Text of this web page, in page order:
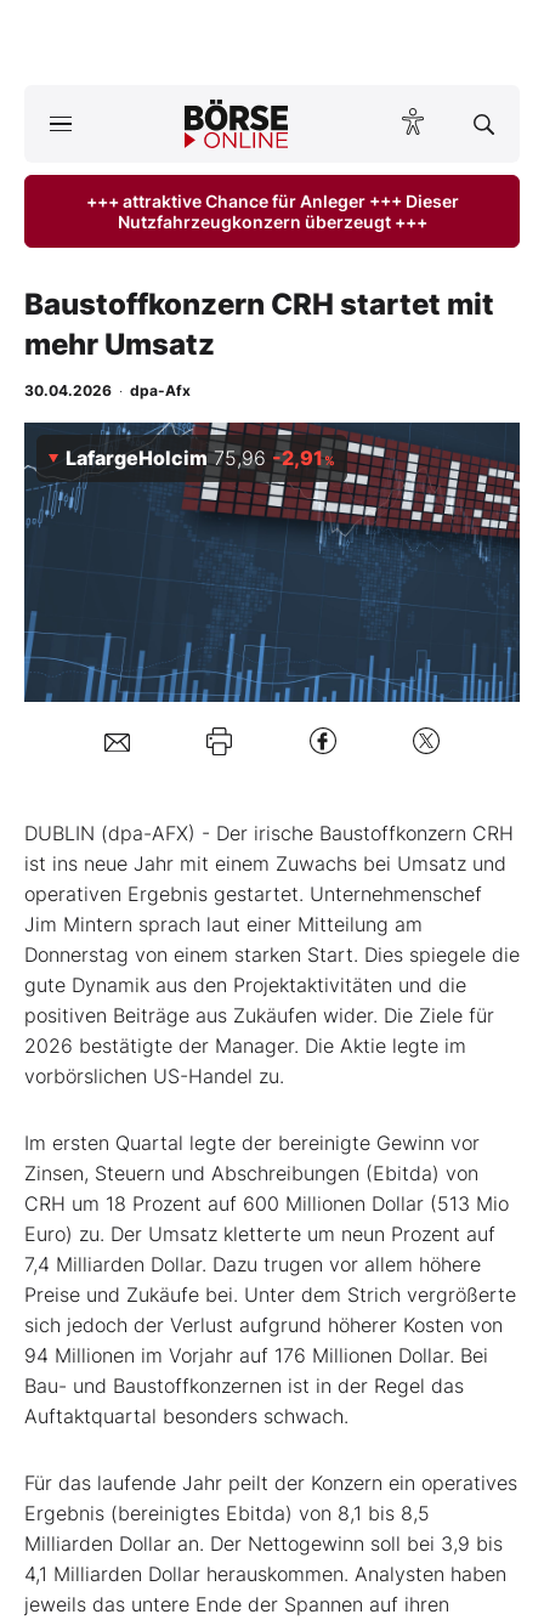
Anlageprodukte
Finanz-Check
Abo & Shop
Experten
Folgen Sie uns
+++ attraktive Chance für Anleger +++ Dieser
Nutzfahrzeugkonzern überzeugt +++
Baustoffkonzern CRH startet mit
mehr Umsatz
30.04.2026 · dpa-Afx
LafargeHolcim 75,96 -2,91%
DUBLIN (dpa-AFX) - Der irische Baustoffkonzern CRH
ist ins neue Jahr mit einem Zuwachs bei Umsatz und
operativen Ergebnis gestartet. Unternehmenschef
Jim Mintern sprach laut einer Mitteilung am
Donnerstag von einem starken Start. Dies spiegele die
gute Dynamik aus den Projektaktivitäten und die
positiven Beiträge aus Zukäufen wider. Die Ziele für
2026 bestätigte der Manager. Die Aktie legte im
vorbörslichen US-Handel zu.
Im ersten Quartal legte der bereinigte Gewinn vor
Zinsen, Steuern und Abschreibungen (Ebitda) von
CRH um 18 Prozent auf 600 Millionen Dollar (513 Mio
Euro) zu. Der Umsatz kletterte um neun Prozent auf
7,4 Milliarden Dollar. Dazu trugen vor allem höhere
Preise und Zukäufe bei. Unter dem Strich vergrößerte
sich jedoch der Verlust aufgrund höherer Kosten von
94 Millionen im Vorjahr auf 176 Millionen Dollar. Bei
Bau- und Baustoffkonzernen ist in der Regel das
Auftaktquartal besonders schwach.
Für das laufende Jahr peilt der Konzern ein operatives
Ergebnis (bereinigtes Ebitda) von 8,1 bis 8,5
Milliarden Dollar an. Der Nettogewinn soll bei 3,9 bis
4,1 Milliarden Dollar herauskommen. Analysten haben
jeweils das untere Ende der Spannen auf ihren